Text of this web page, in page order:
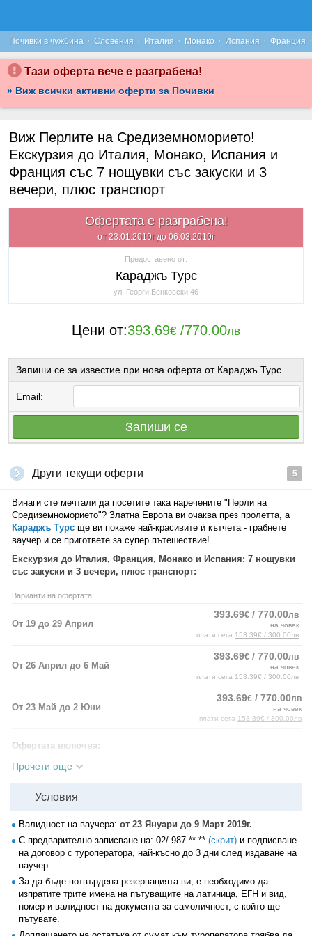
Почивки в чужбина · Словения · Италия · Монако · Испания · Франция ·
Тази оферта вече е разграбена!
» Виж всички активни оферти за Почивки
Виж Перлите на Средиземноморието!
Екскурзия до Италия, Монако, Испания и
Франция със 7 нощувки със закуски и 3
вечери, плюс транспорт
Офертата е разграбена!
от 23.01.2019г до 06.03.2019г
Предоставено от:
Караджъ Турс
ул. Георги Бенковски 46
Цени от:393.69€ /770.00лв
Запиши се за известие при нова оферта от Караджъ Турс
Email:
Запиши се
Други текущи оферти 5
Винаги сте мечтали да посетите така наречените "Перли на
Средиземноморието"? Златна Европа ви очаква през пролетта, а
Караджъ Турс ще ви покаже най-красивите ѝ кътчета - грабнете
ваучер и се пригответе за супер пътешествие!
Екскурзия до Италия, Франция, Монако и Испания: 7 нощувки
със закуски и 3 вечери, плюс транспорт:
Варианти на офертата:
От 19 до 29 Април
393.69€ / 770.00лв
на човек
плати сега 153.39€ / 300.00лв
От 26 Април до 6 Май
393.69€ / 770.00лв
на човек
плати сега 153.39€ / 300.00лв
От 23 Май до 2 Юни
393.69€ / 770.00лв
на човек
плати сега 153.39€ / 300.00лв
Офертата включва:
микробус;
или Венеция;
• 2 нощувки със закуски в хотел 2, 3 или 4* в района на Лигурската
• 3 нощувки със закуски и вечери в хотел 2, 3 или 4* в Коста
Брава;
• Панорамно-пешеходна обиколка на Любляна;
• Пешеходна разходка в централната част на Милано;
• Полудневна екскурзия до Монако и Монте Карло;
• Туристическа програма в Барселона;
• Посещение на Кан;
• Панорамно-пешеходна обиколка на Ница;
Прочети още
Условия
Валидност на ваучера: от 23 Януари до 9 Март 2019г.
С предварително записване на: 02/ 987 ** ** (скрит) и подписване
на договор с туроператора, най-късно до 3 дни след издаване на
ваучер.
За да бъде потвърдена резервацията ви, е необходимо да
изпратите трите имена на пътуващите на латиница, ЕГН и вид,
номер и валидност на документа за самоличност, с който ще
пътувате.